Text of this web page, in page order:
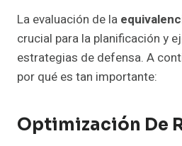
La evaluación de la
crucial para la planificación y
estrategias de defensa. A
por qué es tan importante:
Optimización De